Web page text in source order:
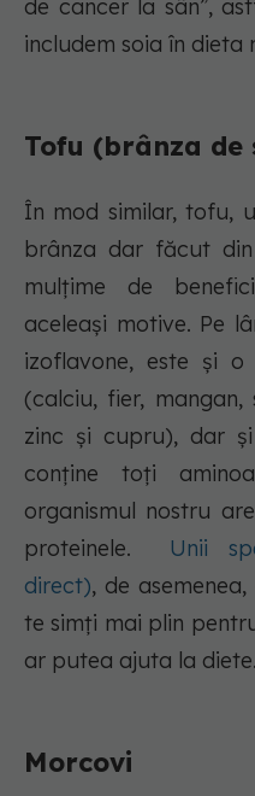
de cancer la sân”,
includem soia în dieta
Tofu (brânza de
În mod similar, tofu,
brânza dar făcut
mulțime de
aceleași motive. Pe
izoflavone, este și o
(calciu, fier, mangan,
zinc și cupru), dar
conține toți
organismul nostru
proteinele. Unii
direct), de
te simți mai plin
ar putea ajuta la diete.
Morcovi